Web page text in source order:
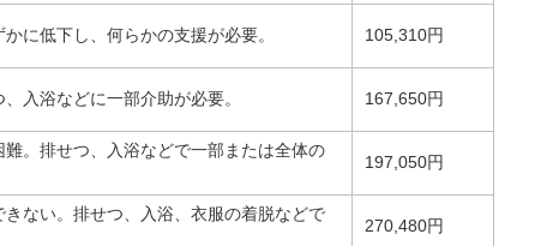
に低下し、何らかの支援が必要。 105,310円
入浴などに一部介助が必要。 167,650円
。排せつ、入浴などで一部または全体の
197,050円
ない。排せつ、入浴、衣服の着脱などで
270,480円